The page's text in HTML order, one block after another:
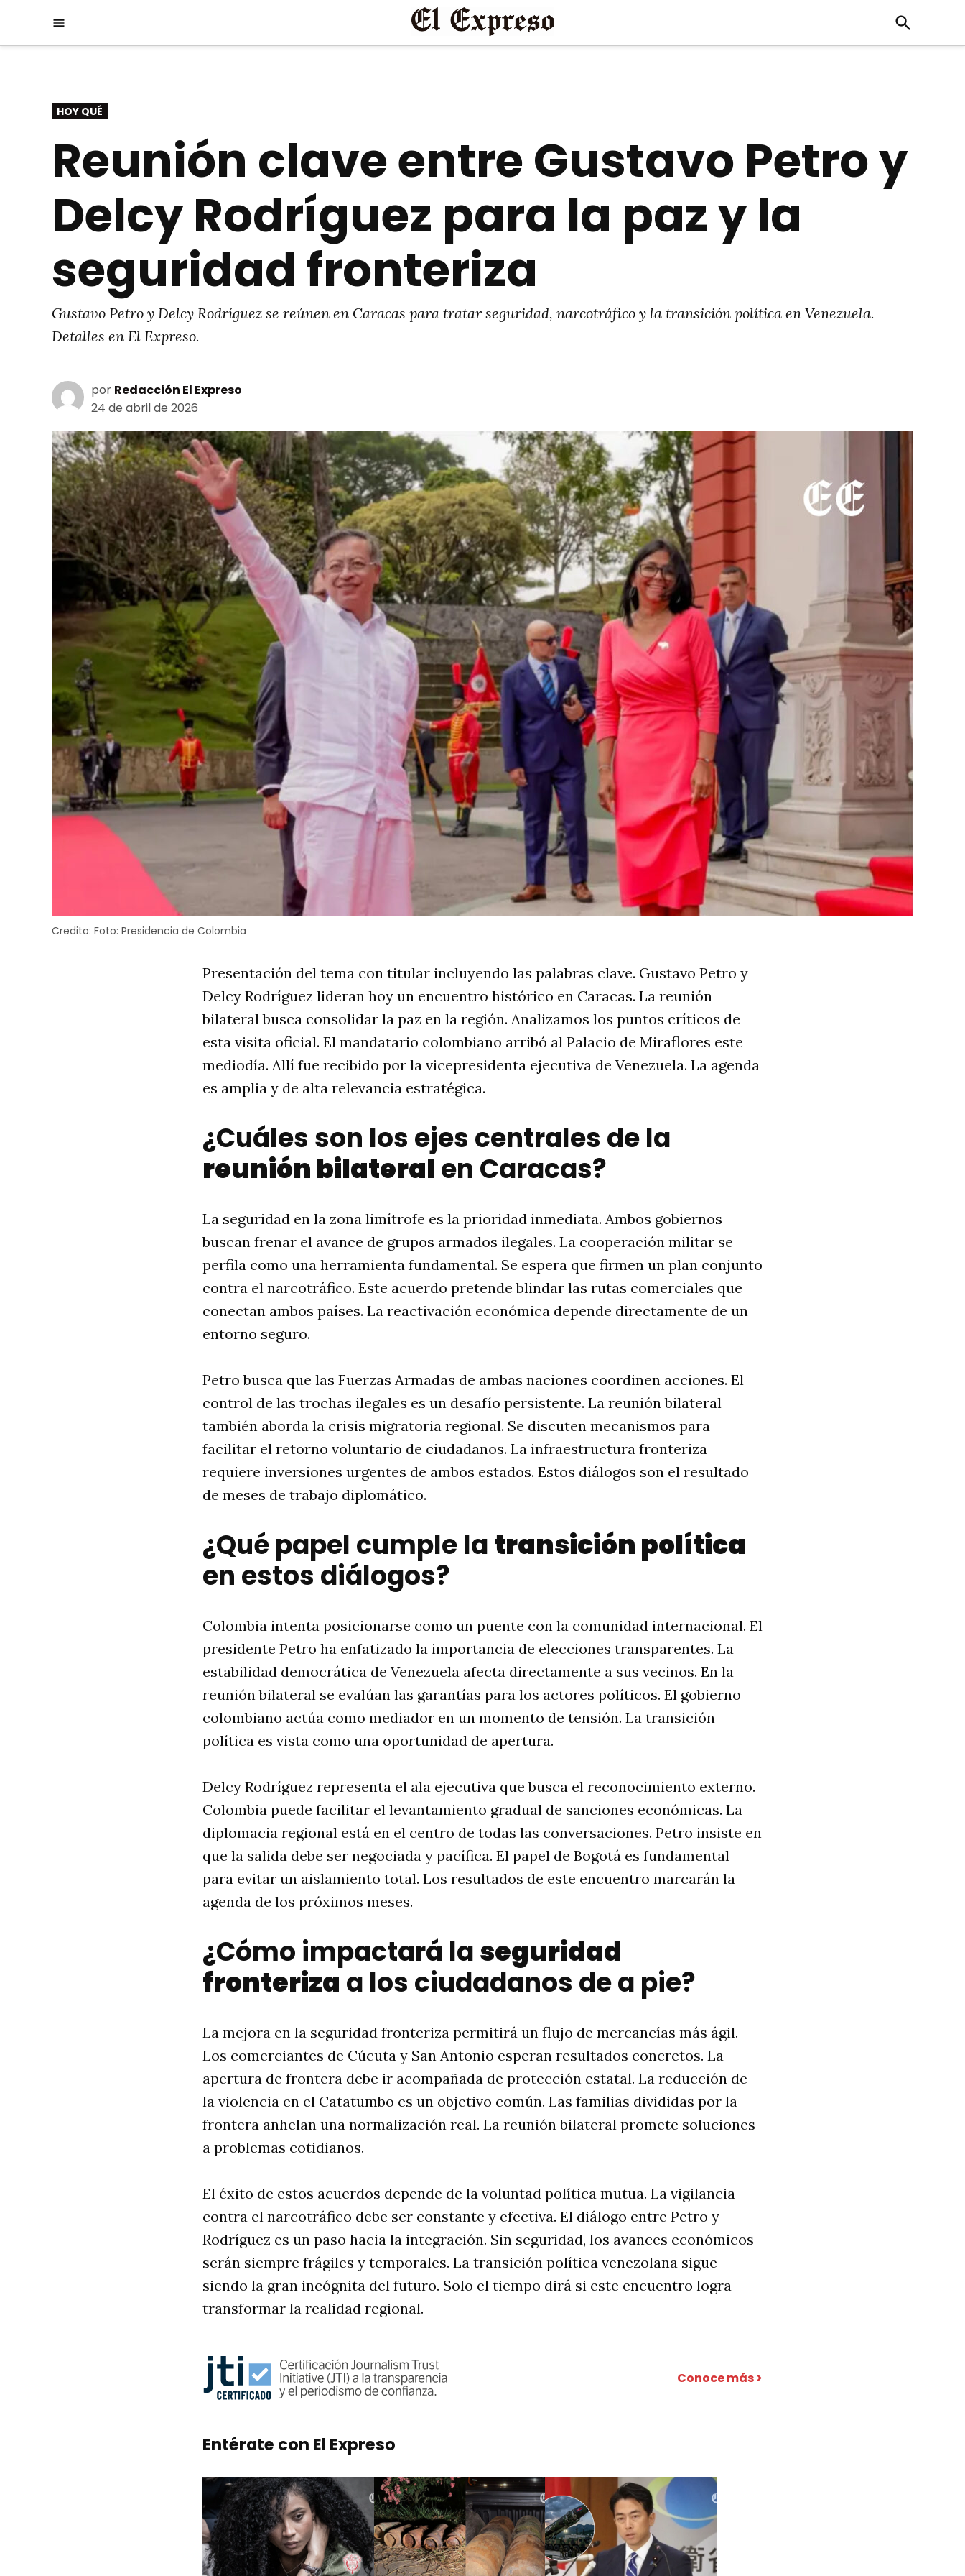
Menú
Open
Search
PUBLICADO
EN
HOY QUÉ
Reunión clave entre Gustavo Petro y
Delcy Rodríguez para la paz y la
seguridad fronteriza
Gustavo Petro y Delcy Rodríguez se reúnen en Caracas para tratar seguridad, narcotráfico y la transición política en Venezuela.
Detalles en El Expreso.
por Redacción El Expreso
24 de abril de 2026
Credito: Foto: Presidencia de Colombia
Presentación del tema con titular incluyendo las palabras clave. Gustavo Petro y
Delcy Rodríguez lideran hoy un encuentro histórico en Caracas. La reunión
bilateral busca consolidar la paz en la región. Analizamos los puntos críticos de
esta visita oficial. El mandatario colombiano arribó al Palacio de Miraflores este
mediodía. Allí fue recibido por la vicepresidenta ejecutiva de Venezuela. La agenda
es amplia y de alta relevancia estratégica.
¿Cuáles son los ejes centrales de la
reunión bilateral en Caracas?
La seguridad en la zona limítrofe es la prioridad inmediata. Ambos gobiernos
buscan frenar el avance de grupos armados ilegales. La cooperación militar se
perfila como una herramienta fundamental. Se espera que firmen un plan conjunto
contra el narcotráfico. Este acuerdo pretende blindar las rutas comerciales que
conectan ambos países. La reactivación económica depende directamente de un
entorno seguro.
Petro busca que las Fuerzas Armadas de ambas naciones coordinen acciones. El
control de las trochas ilegales es un desafío persistente. La reunión bilateral
también aborda la crisis migratoria regional. Se discuten mecanismos para
facilitar el retorno voluntario de ciudadanos. La infraestructura fronteriza
requiere inversiones urgentes de ambos estados. Estos diálogos son el resultado
de meses de trabajo diplomático.
¿Qué papel cumple latransición política
en estos diálogos?
Colombia intenta posicionarse como un puente con la comunidad internacional. El
presidente Petro ha enfatizado la importancia de elecciones transparentes. La
estabilidad democrática de Venezuela afecta directamente a sus vecinos. En la
reunión bilateral se evalúan las garantías para los actores políticos. El gobierno
colombiano actúa como mediador en un momento de tensión. La transición
política es vista como una oportunidad de apertura.
Delcy Rodríguez representa el ala ejecutiva que busca el reconocimiento externo.
Colombia puede facilitar el levantamiento gradual de sanciones económicas. La
diplomacia regional está en el centro de todas las conversaciones. Petro insiste en
que la salida debe ser negociada y pacífica. El papel de Bogotá es fundamental
para evitar un aislamiento total. Los resultados de este encuentro marcarán la
agenda de los próximos meses.
¿Cómo impactará laseguridad
fronteriza a los ciudadanos de a pie?
La mejora en la seguridad fronteriza permitirá un flujo de mercancías más ágil.
Los comerciantes de Cúcuta y San Antonio esperan resultados concretos. La
apertura de frontera debe ir acompañada de protección estatal. La reducción de
la violencia en el Catatumbo es un objetivo común. Las familias divididas por la
frontera anhelan una normalización real. La reunión bilateral promete soluciones
a problemas cotidianos.
El éxito de estos acuerdos depende de la voluntad política mutua. La vigilancia
contra el narcotráfico debe ser constante y efectiva. El diálogo entre Petro y
Rodríguez es un paso hacia la integración. Sin seguridad, los avances económicos
serán siempre frágiles y temporales. La transición política venezolana sigue
siendo la gran incógnita del futuro. Solo el tiempo dirá si este encuentro logra
transformar la realidad regional.
Conoce más >
Entérate con El Expreso